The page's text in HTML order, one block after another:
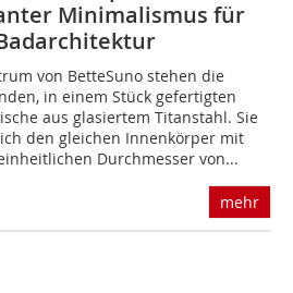
Minimalismus für
von BetteSuno stehen die
in einem Stück gefertigten
aus glasiertem Titanstahl. Sie
den gleichen Innenkörper mit
Durchmesser von...
mehr